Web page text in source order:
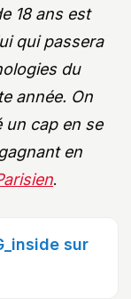
18 ans est
qui passera
du
année. On
un cap en se
en
.
sur